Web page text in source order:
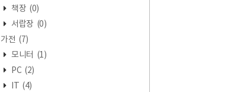
책장 (0)
서랍장 (0)
가전 (7)
모니터 (1)
PC (2)
IT
(4)